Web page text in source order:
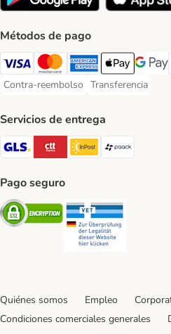
Métodos de pago
Visa Payment Method
Mastercard Payment Method
American Express
Apple PayGoogle
Contra-reembolso
Contra-reembolso Payment Method
Transferencia
Transferencia
Servicios de entrega
GLS Shipping Method
CTTExpress Shipping
InPostpaack
Pago seguro
Security
Quiénes somos Empleo
Condiciones comerciales generales